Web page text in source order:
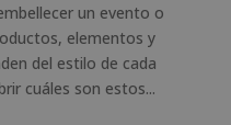
un evento o
elementos y
del estilo de cada
cuáles son estos...